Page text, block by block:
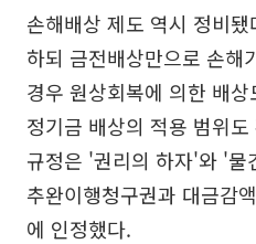
손해배상 제도 역시 정비
하되 금전배상만으로 손해
경우 원상회복에 의한 배
정기금 배상의 적용 범위
규정은 '권리의 하자'와 '물
추완이행청구권과 대금감
에 인정했다.